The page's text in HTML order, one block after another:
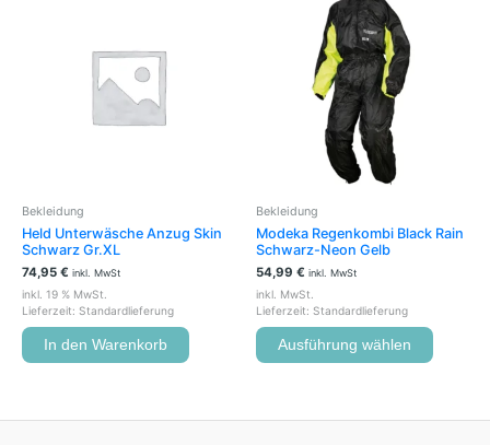
Bekleidung
Held Unterwäsche Anzug Skin
Schwarz Gr.XL
74,95 € inkl. MwSt
inkl. 19 % MwSt.
Lieferzeit: Standardlieferung
In den Warenkorb
Bekleidung
Modeka Regenkombi Black Rain
Schwarz-Neon Gelb
54,99 € inkl. MwSt
inkl. MwSt.
Lieferzeit: Standardlieferung
Ausführung wählen
gewählt